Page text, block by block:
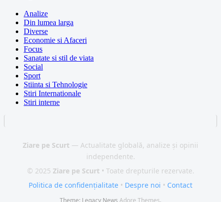
Analize
Din lumea larga
Diverse
Economie si Afaceri
Focus
Sanatate si stil de viata
Social
Sport
Stiinta si Tehnologie
Stiri Internationale
Stiri interne
Ziare pe Scurt — Actualitate globală, analize și opinii
independente.
© 2025 Ziare pe Scurt • Toate drepturile rezervate.
Politica de confidențialitate • Despre noi • Contact